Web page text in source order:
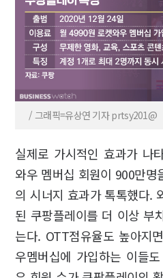
/ 그래픽=유상연 기자 prtsy201@
실제로 가시적인 효과가 나
와우 멤버십 회원이 900만명
의 시너지 효과가 톡톡했다.
된 쿠팡플레이를 더 이상 부
는다. OTT점유율도 높아지
우멤버십에 가입하는 이들